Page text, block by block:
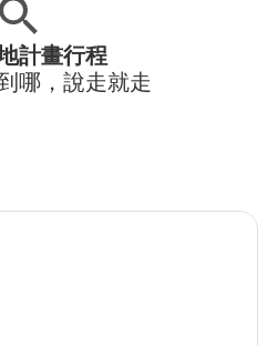
計畫行程
哪，說走就走